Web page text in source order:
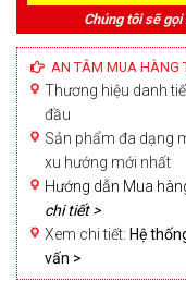
Chúng tôi sẽ
AN TÂM MUA HÀNG
Thương hiệu danh
đầu
Sản phẩm đa dạng
xu hướng mới nhất
Hướng dẫn Mua
chi tiết >
Xem chi tiết: Hệ
vấn >